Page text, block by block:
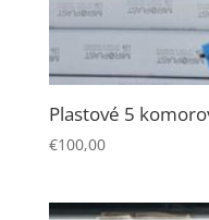
Plastové 5
€100,00